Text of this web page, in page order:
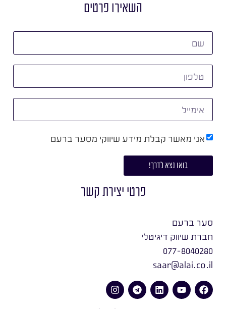
השאירו פרטים
אני מאשר קבלת מידע שיווקי מסער ברעם
בואו נצא לדרך!
פרטי יצירת קשר
סער ברעם
חברת שיווק דיגיטלי
077-8040280
saar@alai.co.il